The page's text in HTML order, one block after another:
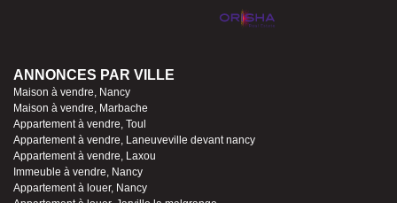
ANNONCES PAR VILLE
Maison à vendre, Nancy
Maison à vendre, Marbache
Appartement à vendre, Toul
Appartement à vendre, Laneuveville devant nancy
Appartement à vendre, Laxou
Immeuble à vendre, Nancy
Appartement à louer, Nancy